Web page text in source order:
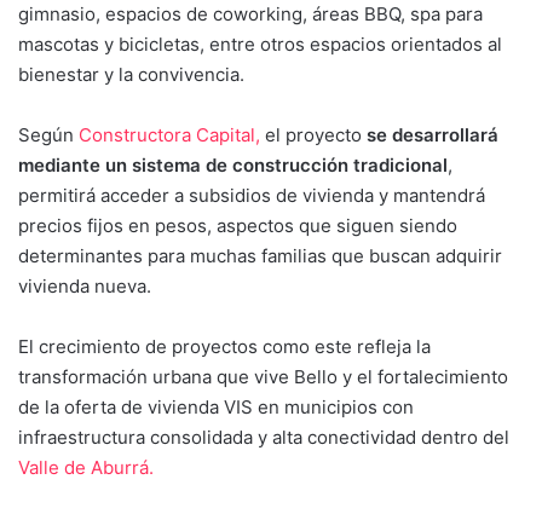
gimnasio, espacios de coworking, áreas BBQ, spa para
mascotas y bicicletas, entre otros espacios orientados al
bienestar y la convivencia.
Según Constructora Capital, el proyecto se desarrollará
mediante un sistema de construcción tradicional,
permitirá acceder a subsidios de vivienda y mantendrá
precios fijos en pesos, aspectos que siguen siendo
determinantes para muchas familias que buscan adquirir
vivienda nueva.
El crecimiento de proyectos como este refleja la
transformación urbana que vive Bello y el fortalecimiento
de la oferta de vivienda VIS en municipios con
infraestructura consolidada y alta conectividad dentro del
Valle de Aburrá.